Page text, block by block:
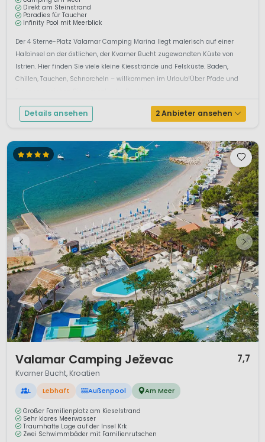
Direkt am Steinstrand
Paradies für Taucher
Infinity Pool mit Meerblick
Der 4 Sterne-Platz Valamar Camping Marina liegt malerisch auf einer
Halbinsel an der östlichen, der Kvarner Bucht zugewandten Küste von
Istrien. Hier finden Sie viele kleine Kiesstrände und Felsküste. Baden,
Chillen, Tauchen, Schnorcheln – willkommen im Urlaub!Über Pfade und
Details ansehen 2 Anbieter ansehen
Valamar Camping Ježevac 7,7
Kvarner Bucht, Kroatien
L Lebhaft Außenpool Am Meer
Großer Familienplatz am Kieselstrand
Sehr klares Meerwasser
Traumhafte Lage auf der Insel Krk
Zwei Schwimmbäder mit Familienrutschen